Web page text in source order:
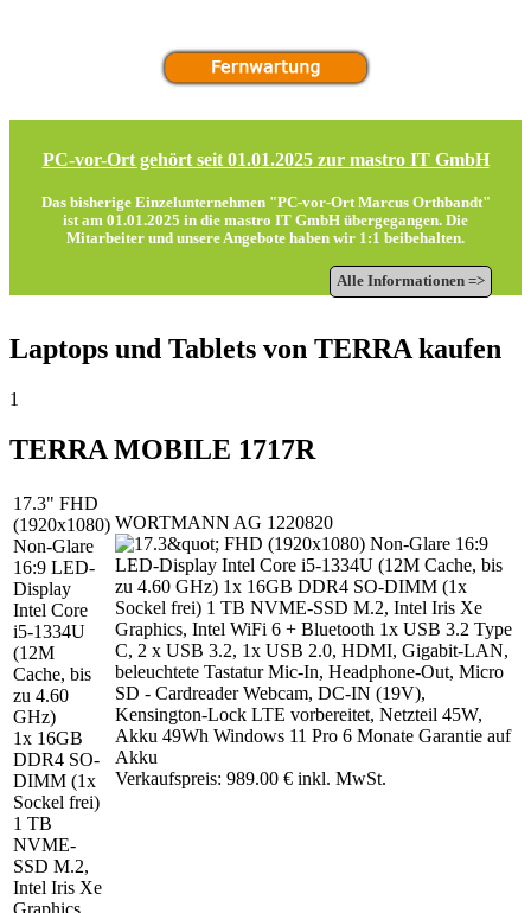
PC-vor-Ort gehört seit 01.01.2025 zur mastro IT GmbH
Das bisherige Einzelunternehmen "PC-vor-Ort Marcus Orthbandt"
ist am 01.01.2025 in die mastro IT GmbH übergegangen. Die
Mitarbeiter und unsere Angebote haben wir 1:1 beibehalten.
Alle Informationen =>
Laptops und Tablets von TERRA kaufen
1
TERRA MOBILE 1717R
17.3" FHD
(1920x1080)
Non-Glare
16:9 LED-
Display
Intel Core
i5-1334U
(12M
Cache, bis
zu 4.60
GHz)
1x 16GB
DDR4 SO-
DIMM (1x
Sockel frei)
1 TB
NVME-
SSD M.2,
Intel Iris Xe
Graphics,
WORTMANN AG 1220820
Verkaufspreis: 989.00 € inkl. MwSt.